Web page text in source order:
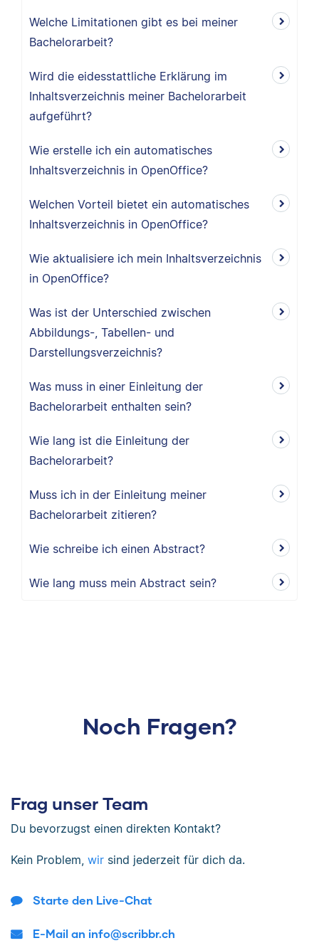
Welche Limitationen gibt es bei meiner
Bachelorarbeit?
Wird die eidesstattliche Erklärung im
Inhaltsverzeichnis meiner Bachelorarbeit
aufgeführt?
Wie erstelle ich ein automatisches
Inhaltsverzeichnis in OpenOffice?
Welchen Vorteil bietet ein automatisches
Inhaltsverzeichnis in OpenOffice?
Wie aktualisiere ich mein Inhaltsverzeichnis
in OpenOffice?
Was ist der Unterschied zwischen
Abbildungs-, Tabellen- und
Darstellungsverzeichnis?
Was muss in einer Einleitung der
Bachelorarbeit enthalten sein?
Wie lang ist die Einleitung der
Bachelorarbeit?
Muss ich in der Einleitung meiner
Bachelorarbeit zitieren?
Wie schreibe ich einen Abstract?
Wie lang muss mein Abstract sein?
Noch Fragen?
Frag unser Team
Du bevorzugst einen direkten Kontakt?
Kein Problem, wir sind jederzeit für dich da.
Starte den Live-Chat
E-Mail an info@scribbr.ch